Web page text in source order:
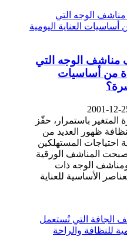
مناشف الوجه التي
من أساسيات
المتغير باستمرار، حفّز
ظهور العديد من
احتياجات المستهلكين
المناشف الورقية
ومناشف الوجه ذات
الأساسية للعناية